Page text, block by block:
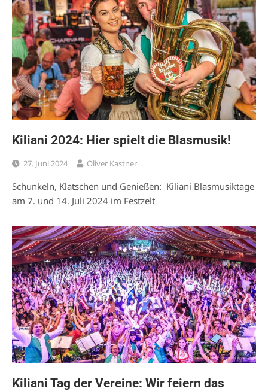
Kiliani 2024: Hier spielt die Blasmusik!
27. Juni 2024 Oliver Kastner
Schunkeln, Klatschen und Genießen: Kiliani Blasmusiktage
am 7. und 14. Juli 2024 im Festzelt
Kiliani Tag der Vereine: Wir feiern das